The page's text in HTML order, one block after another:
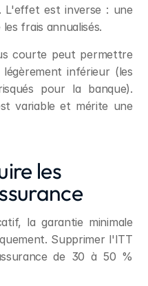
L'effet est inverse : une
frais annualisés.
courte peut permettre
inférieur (les
pour la banque).
variable et mérite une
les
la garantie minimale
Supprimer l'ITT
de 30 à 50 %